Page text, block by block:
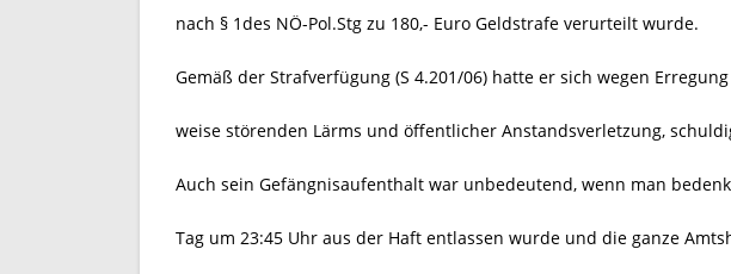
nach § 1des NÖ-Pol.Stg zu 180,- Euro Geldstrafe verurteilt wurde.
Gemäß der Strafverfügung (S 4.201/06) hatte er sich wegen
weise störenden Lärms und öffentlicher Anstandsverletzung,
Auch sein Gefängnisaufenthalt war unbedeutend, wenn man
Tag um 23:45 Uhr aus der Haft entlassen wurde und die ganze